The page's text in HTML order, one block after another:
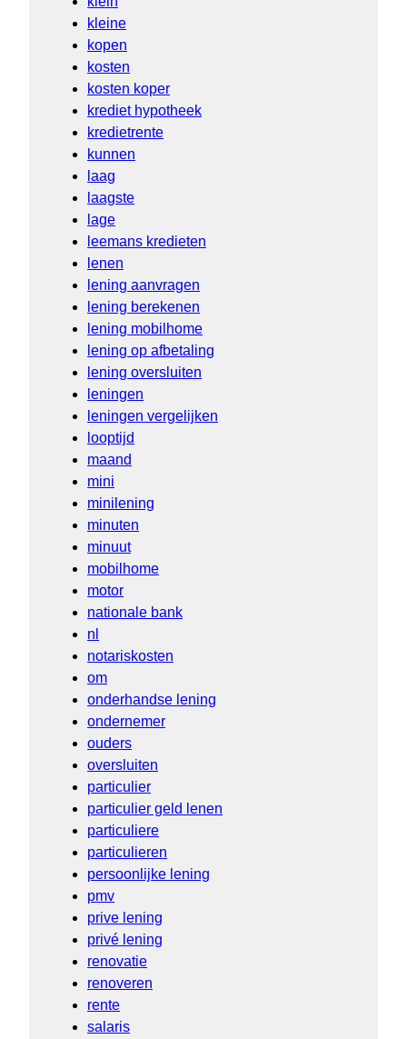
kleine
kopen
kosten
kosten koper
krediet hypotheek
kredietrente
kunnen
laag
laagste
lage
leemans kredieten
lenen
lening aanvragen
lening berekenen
lening mobilhome
lening op afbetaling
lening oversluiten
leningen
leningen vergelijken
looptijd
maand
mini
minilening
minuten
minuut
mobilhome
motor
nationale bank
nl
notariskosten
om
onderhandse lening
ondernemer
ouders
oversluiten
particulier
particulier geld lenen
particuliere
particulieren
persoonlijke lening
pmv
prive lening
privé lening
renovatie
renoveren
rente
salaris